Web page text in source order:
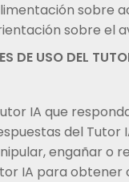
sobre
sobre el
DE USO DEL
IA que
del
engañar o
IA para